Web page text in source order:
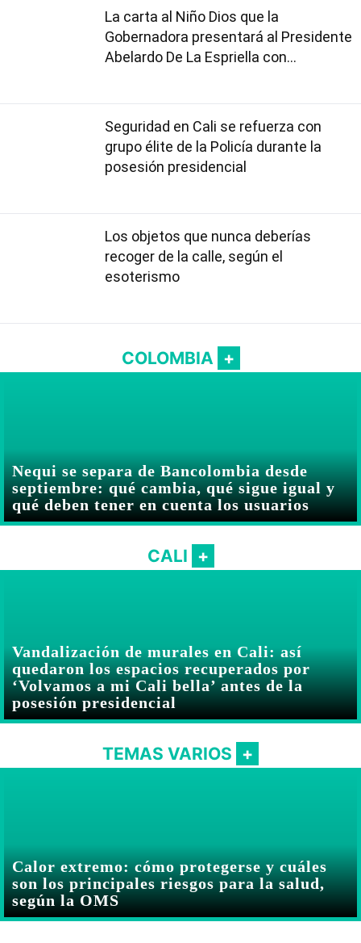
La carta al Niño Dios que la
Gobernadora presentará al Presidente
Abelardo De La Espriella con
Seguridad en Cali se refuerza con
grupo élite de la Policía durante la
posesión presidencial
Los objetos que nunca deberías
recoger de la calle, según el
esoterismo
COLOMBIA
Nequi se separa de Bancolombia desde
septiembre: qué cambia, qué sigue igual y
qué deben tener en cuenta los usuarios
CALI
Vandalización de murales en Cali: así
quedaron los espacios recuperados por
‘Volvamos a mi Cali bella’ antes de la
posesión presidencial
TEMAS VARIOS
Calor extremo: cómo protegerse y cuáles
son los principales riesgos para la salud,
según la OMS